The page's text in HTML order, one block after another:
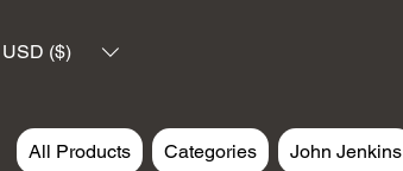
USD ($)
All Products Categories John Jenkins